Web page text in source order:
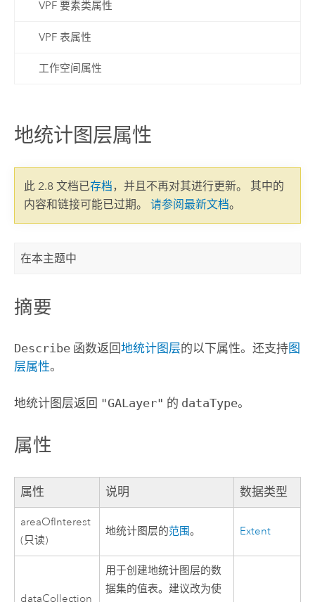
VPF 要素类属性
VPF 表属性
工作空间属性
地统计图层属性
此 2.8 文档已存档，并且不再对其进行更新。 其中的
内容和链接可能已过期。 请参阅最新文档。
在本主题中
摘要
Describe函数返回地统计图层的以下属性。还支持图
层属性。
地统计图层返回 "GALayer" 的 dataType。
属性
属性 说明 数据类型
areaOfInterest
(只读)
地统计图层的范围。 Extent
dataCollection
用于创建地统计图层的数
据集的值表。建议改为使